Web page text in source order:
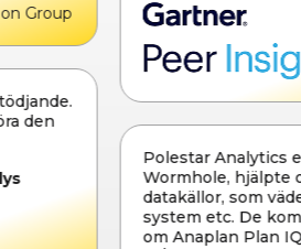
Polestar Analytics
Wormhole, hjälpte oss att
datakällor, som väderdata från
system etc. De kom ombord
om Anaplan Plan IQ samt